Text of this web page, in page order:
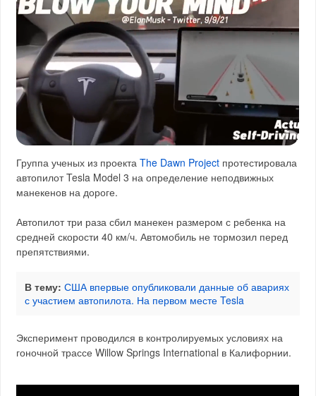
Группа ученых из проектаThe Dawn Project протестировала
автопилот Tesla Model 3 на определение неподвижных
манекенов на дороге.
Автопилот три раза сбил манекен размером с ребенка на
средней скорости 40 км/ч. Автомобиль не тормозил перед
препятствиями.
В тему: США впервые опубликовали данные об авариях
с участием автопилота. На первом месте Tesla
Эксперимент проводился в контролируемых условиях на
гоночной трассе Willow Springs International в Калифорнии.